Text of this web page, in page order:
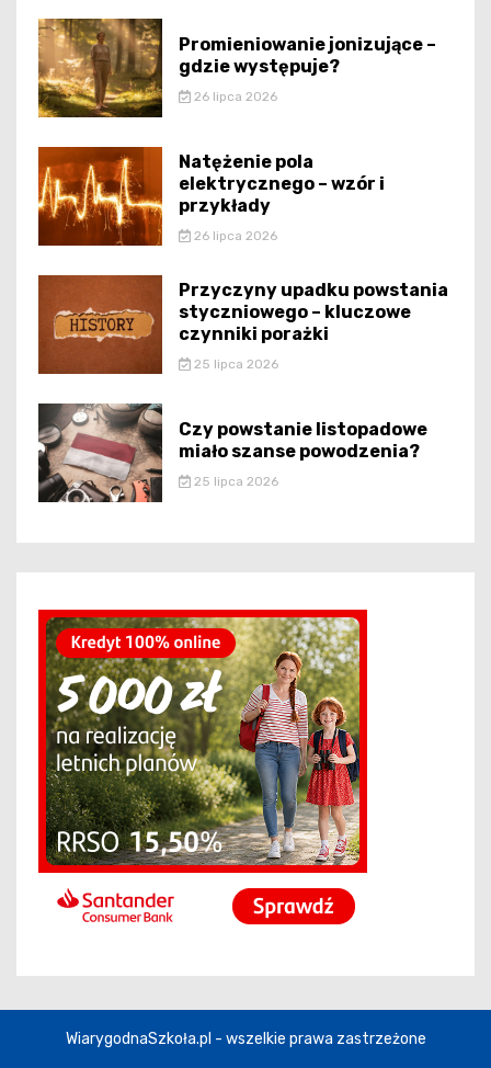
Promieniowanie jonizujące –
gdzie występuje?
26 lipca 2026
Natężenie pola
elektrycznego – wzór i
przykłady
26 lipca 2026
Przyczyny upadku powstania
styczniowego – kluczowe
czynniki porażki
25 lipca 2026
Czy powstanie listopadowe
miało szanse powodzenia?
25 lipca 2026
WiarygodnaSzkoła.pl - wszelkie prawa zastrzeżone